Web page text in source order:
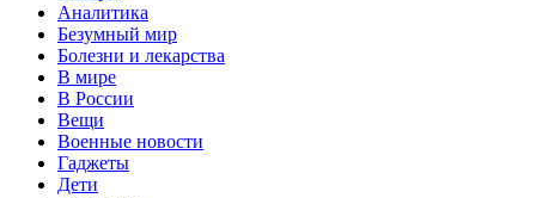
Аналитика
Безумный мир
Болезни и лекарства
В мире
В России
Вещи
Военные новости
Гаджеты
Дети